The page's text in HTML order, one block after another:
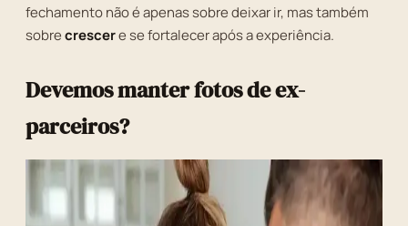
fechamento não é apenas sobre deixar ir, mas também
sobrecrescere se fortalecer após a experiência.
Devemos manter fotos de ex-
parceiros?